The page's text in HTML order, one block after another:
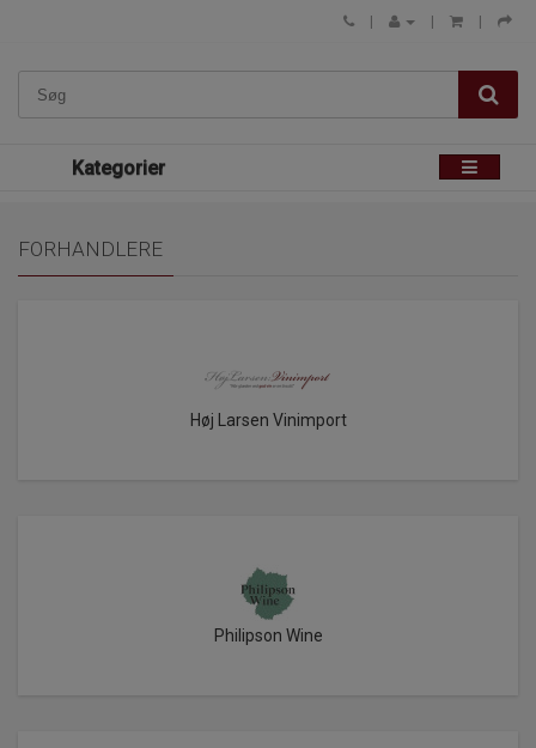
Kategorier
FORHANDLERE
Høj Larsen Vinimport
Philipson Wine